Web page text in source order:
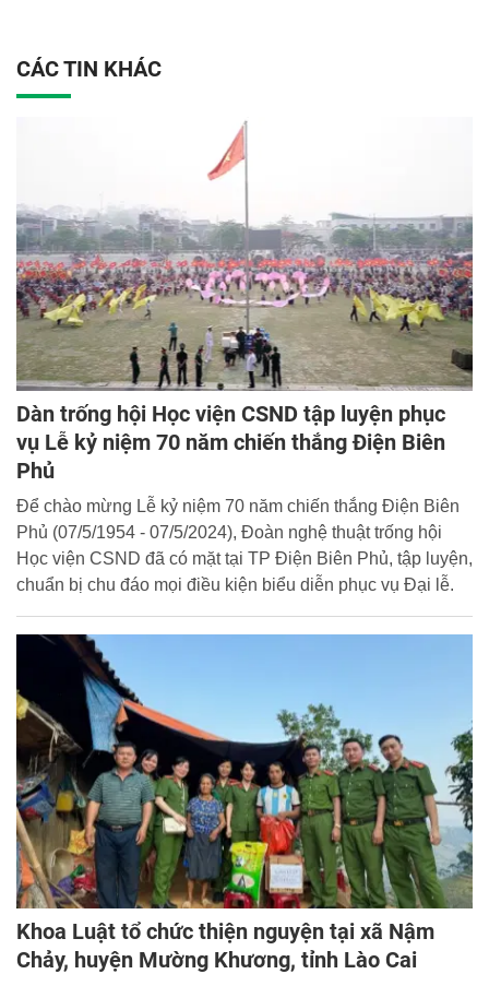
CÁC TIN KHÁC
Dàn trống hội Học viện CSND tập luyện phục
vụ Lễ kỷ niệm 70 năm chiến thắng Điện Biên
Phủ
Để chào mừng Lễ kỷ niệm 70 năm chiến thắng Điện Biên
Phủ (07/5/1954 - 07/5/2024), Đoàn nghệ thuật trống hội
Học viện CSND đã có mặt tại TP Điện Biên Phủ, tập luyện,
chuẩn bị chu đáo mọi điều kiện biểu diễn phục vụ Đại lễ.
Khoa Luật tổ chức thiện nguyện tại xã Nậm
Chảy, huyện Mường Khương, tỉnh Lào Cai